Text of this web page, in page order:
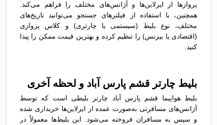
پروازها از ایرلاین‌ها و آژانس‌های مختلف را فراهم می‌کند.
همچنین، با استفاده از فیلترهای جستجو می‌توانید تاریخ‌های
مختلف، نوع بلیط (سیستمی یا چارتری) و کلاس پروازی
(اقتصادی یا بیزنس) را تنظیم کرده و بهترین قیمت ممکن را پیدا
کنید.
بلیط چارتر قشم پارس آباد و لحظه آخری
بلیط هواپیما قشم پارس آباد چارتر بلیطی است که توسط
آژانس‌های مسافرتی به‌صورت عمده از ایرلاین‌ها خریداری شده
و سپس به مسافران فروخته می‌شود. این بلیط‌ها معمولاً در